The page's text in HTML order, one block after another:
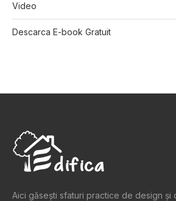
Video
Descarca E-book Gratuit
Aici găsești sfaturi practice de design şi